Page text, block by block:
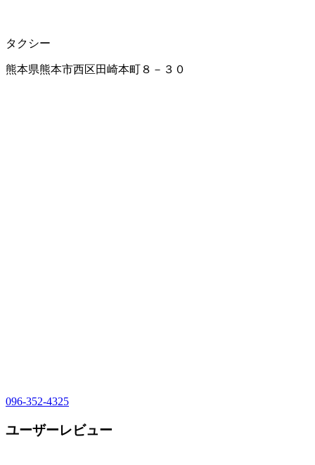
タクシー
熊本県熊本市西区田崎本町８－３０
096-352-4325
ユーザーレビュー